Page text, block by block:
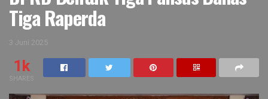
Tiga Raperda
3 Juni 2025
1k
SHARES